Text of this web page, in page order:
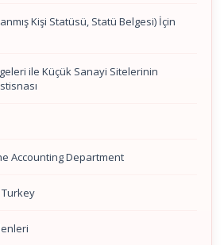
Kişi Statüsü, Statü Belgesi) İçin
ile Küçük Sanayi Sitelerinin
Accounting Department